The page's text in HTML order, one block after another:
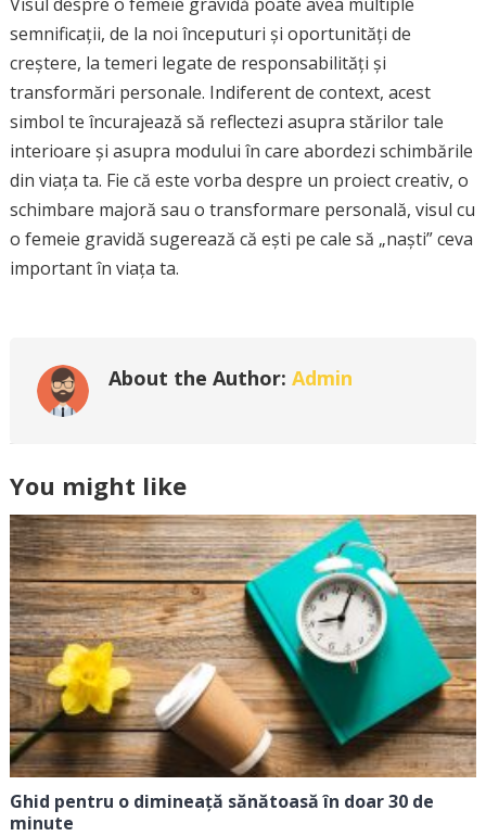
semnificații, de la noi începuturi și oportunități de
creștere, la temeri legate de responsabilități și
transformări personale. Indiferent de context, acest
simbol te încurajează să reflectezi asupra stărilor tale
interioare și asupra modului în care abordezi schimbările
din viața ta. Fie că este vorba despre un proiect creativ, o
schimbare majoră sau o transformare personală, visul cu
o femeie gravidă sugerează că ești pe cale să „naști” ceva
important în viața ta.
About the Author: Admin
You might like
Ghid pentru o dimineață sănătoasă în doar 30 de
minute